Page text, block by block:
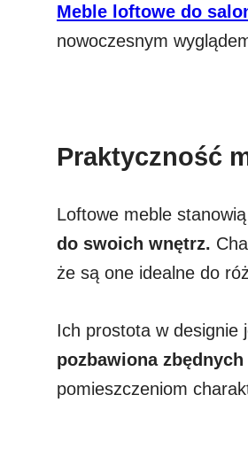
Meble loftowe do
nowoczesnym
Praktyczność
Loftowe meble
do swoich wnętrz.
że są one idealne do
Ich prostota w designie
pozbawiona
pomieszczeniom